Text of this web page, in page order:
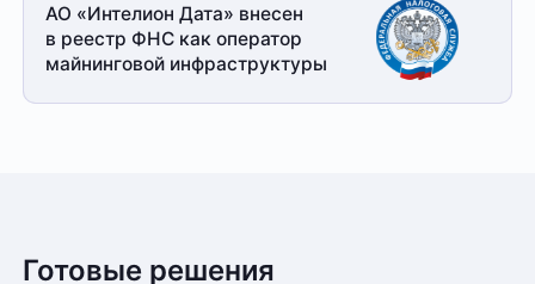
АО «Интелион Дата» внесен
в реестр ФНС как оператор
майнинговой инфраструктуры
Готовые решения